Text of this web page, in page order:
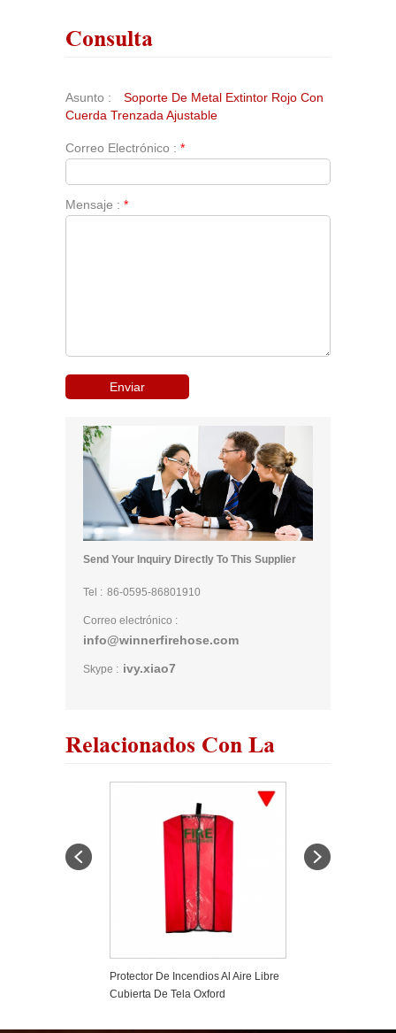
Consulta
Asunto :
Soporte De Metal Extintor Rojo Con
Cuerda Trenzada Ajustable
Correo Electrónico : *
Mensaje : *
Send Your Inquiry Directly To This Supplier
Tel : 86-0595-86801910
Correo electrónico :
info@winnerfirehose.com
Skype : ivy.xiao7
Relacionados Con La
Protector De Incendios Al Aire Libre
Cubierta De Tela Oxford